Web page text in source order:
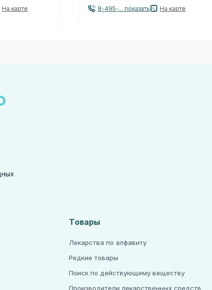
На карте
8-495-... показать
На карте
Товары
Лекарства по алфавиту
Редкие товары
Поиск по действующему веществу
Производители лекарственных средств